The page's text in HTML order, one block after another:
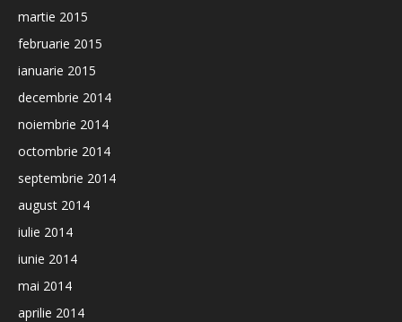
martie 2015
februarie 2015
ianuarie 2015
decembrie 2014
noiembrie 2014
octombrie 2014
septembrie 2014
august 2014
iulie 2014
iunie 2014
mai 2014
aprilie 2014